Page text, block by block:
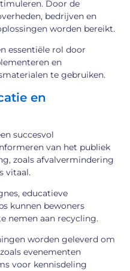
Door de
bedrijven en
worden bereikt.
essentiële rol door
en
te gebruiken.
en
succesvol
van het publiek
zoals afvalvermindering
vitaal.
educatieve
kunnen bewoners
nemen aan recycling.
worden geleverd om
evenementen
voor kennisdeling